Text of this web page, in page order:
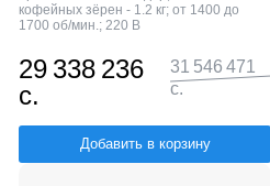
кофейных зёрен - 1.2 кг; от 1400 до
1700 об/мин.; 220 В
29 338 236
с.
31 546 471
с.
Добавить в корзину